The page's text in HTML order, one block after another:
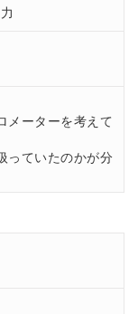
メーターを考えて
っていたのかが分